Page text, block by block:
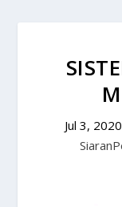
Jul 3, 2020